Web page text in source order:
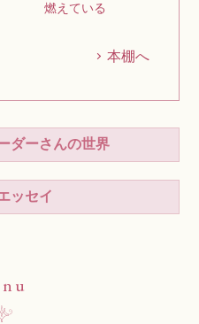
燃えている
本棚へ
ダーさんの世界
ッセイ